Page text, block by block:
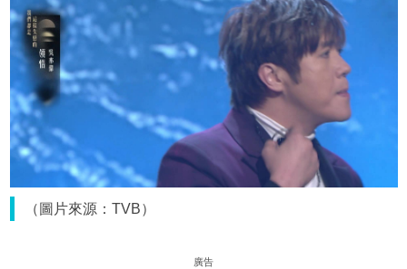
（圖片來源：TVB）
廣告